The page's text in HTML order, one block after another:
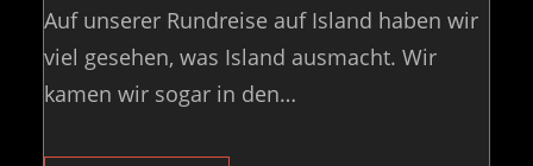
Auf unserer Rundreise auf Island haben wir
viel gesehen, was Island ausmacht. Wir
kamen wir sogar in den…